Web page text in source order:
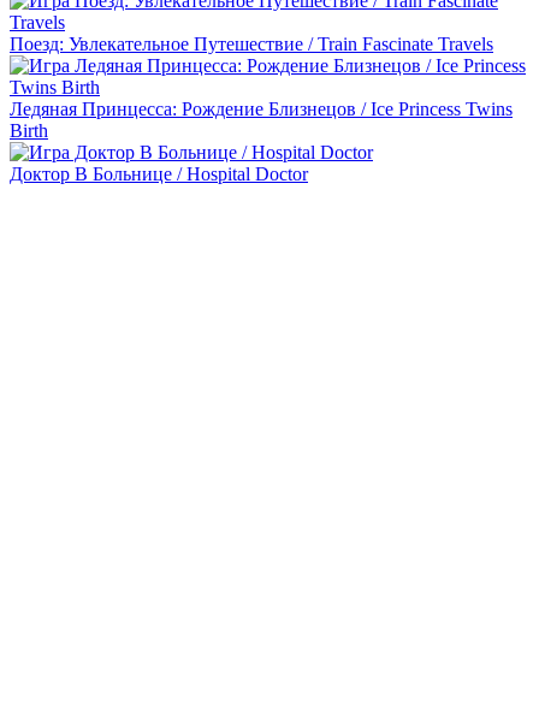
Поезд: Увлекательное Путешествие / Train Fascinate Travels
Ледяная Принцесса: Рождение Близнецов / Ice Princess Twins
Birth
Доктор В Больнице / Hospital Doctor